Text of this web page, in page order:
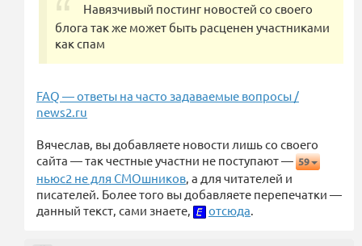
Навязчивый постинг новостей со своего
блога так же может быть расценен участниками
как спам
FAQ — ответы на часто задаваемые вопросы /
news2.ru
Вячеслав, вы добавляете новости лишь со своего
сайта — так честные участни не поступают — 59
ньюс2 не для СМОшников, а для читателей и
писателей. Более того вы добавляете перепечатки —
данный текст, сами знаете,
отсюда.